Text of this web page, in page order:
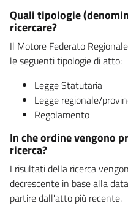
Quali tipologie
ricercare?
Il Motore Federato
le seguenti tipologie di atto:
Legge Statutaria
Legge regionale/
Regolamento
In che ordine vengono
ricerca?
I risultati della ricerca
decrescente in base alla
partire dall'atto più recente.